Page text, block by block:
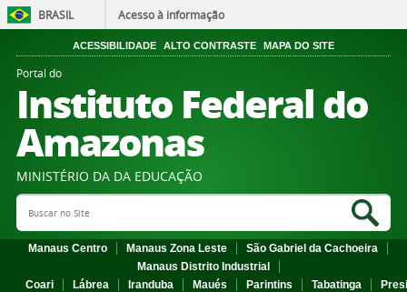
BRASIL Acesso à informação
ACESSIBILIDADE ALTO CONTRASTE MAPA DO SITE
Portal do
Instituto Federal do
Amazonas
MINISTÉRIO DA DA EDUCAÇÃO
Search Site
Manaus Centro Manaus Zona Leste
São Gabriel da Cachoeira
Manaus Distrito Industrial
Coari
Lábrea Iranduba Maués Parintins Tabatinga